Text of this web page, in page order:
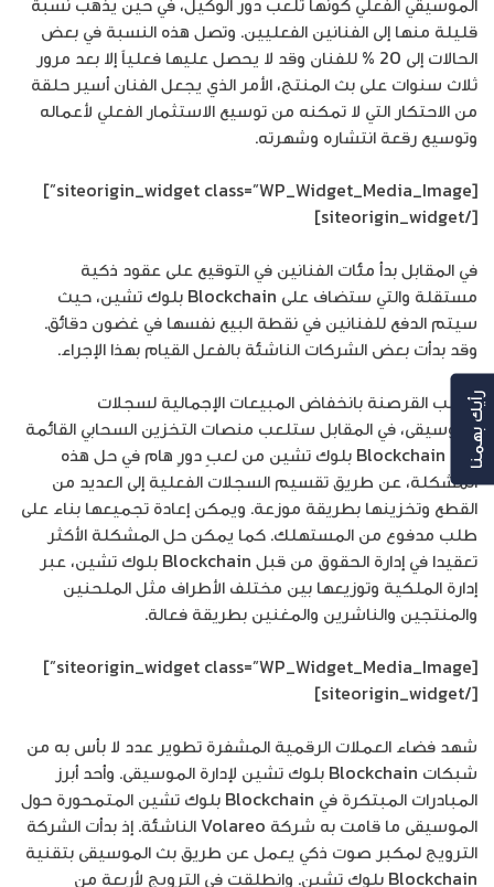
قليلة منها إلى الفنانين الفعليين. وتصل هذه النسبة في بعض
الحالات إلى 20 % للفنان وقد لا يحصل عليها فعلياً إلا بعد مرور
ثلاث سنوات على بث المنتج، الأمر الذي يجعل الفنان أسير حلقة
من الاحتكار التي لا تمكنه من توسيع الاستثمار الفعلي لأعماله
وتوسيع رقعة انتشاره وشهرته.
[siteorigin_widget class=”WP_Widget_Media_Image”]
[/siteorigin_widget]
في المقابل بدأ مئات الفنانين في التوقيع على عقود ذكية
مستقلة والتي ستضاف على Blockchain بلوك تشين، حيث
سيتم الدفع للفنانين في نقطة البيع نفسها في غضون دقائق.
وقد بدأت بعض الشركات الناشئة بالفعل القيام بهذا الإجراء.
تسبب القرصنة بانخفاض المبيعات الإجمالية لسجلات
الموسيقى، في المقابل ستلعب منصات التخزين السحابي القائمة
على Blockchain بلوك تشين من لعبٍ دورٍ هام في حل هذه
المشكلة، عن طريق تقسيم السجلات الفعلية إلى العديد من
القطع وتخزينها بطريقة موزعة. ويمكن إعادة تجميعها بناء على
طلب مدفوع من المستهلك. كما يمكن حل المشكلة الأكثر
تعقيدا في إدارة الحقوق من قبل Blockchain بلوك تشين، عبر
إدارة الملكية وتوزيعها بين مختلف الأطراف مثل الملحنين
والمنتجين والناشرين والمغنين بطريقة فعالة.
[siteorigin_widget class=”WP_Widget_Media_Image”]
[/siteorigin_widget]
شهد فضاء العملات الرقمية المشفرة تطوير عدد لا بأس به من
شبكات Blockchain بلوك تشين لإدارة الموسيقى. وأحد أبرز
المبادرات المبتكرة في Blockchain بلوك تشين المتمحورة حول
الموسيقى ما قامت به شركة Volareo الناشئة. إذ بدأت الشركة
الترويج لمكبر صوت ذكي يعمل عن طريق بث الموسيقى بتقنية
Blockchain بلوك تشين. وانطلقت في الترويج لأربعة من
رأيك بهمنا